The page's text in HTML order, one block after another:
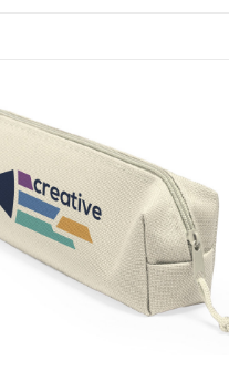
opciones
pueden
elegir
en
la
página